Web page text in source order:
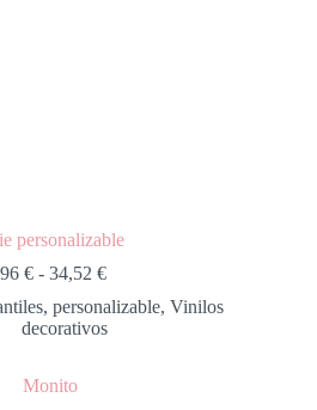
personalizable
€ - 34,52 €
,personalizable,Vinilos
decorativos